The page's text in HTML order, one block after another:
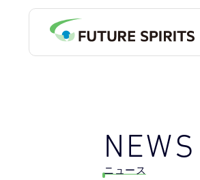
NEWS
ニュース